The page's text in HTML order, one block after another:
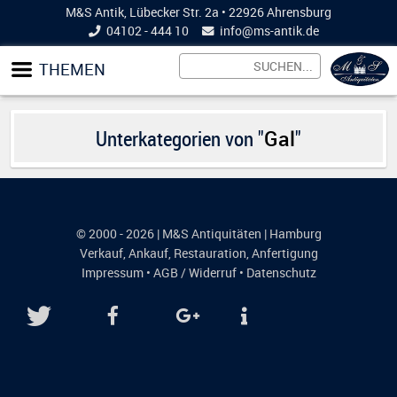
M&S Antik, Lübecker Str. 2a • 22926 Ahrensburg
04102 - 444 10
info@ms-antik.de
THEMEN
Unterkategorien von "Gal"
© 2000 - 2026 | M&S Antiquitäten | Hamburg
Verkauf,Ankauf, Restauration,Anfertigung
Impressum• AGB / Widerruf• Datenschutz